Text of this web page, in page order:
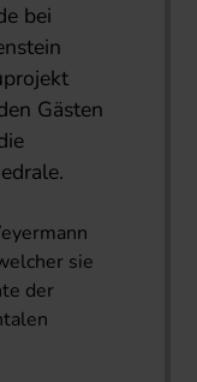
bei
Gästen
sie
der